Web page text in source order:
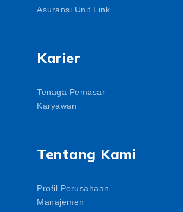
Asuransi Unit Link
Karier
Tenaga Pemasar
Karyawan
Tentang Kami
Profil Perusahaan
Manajemen